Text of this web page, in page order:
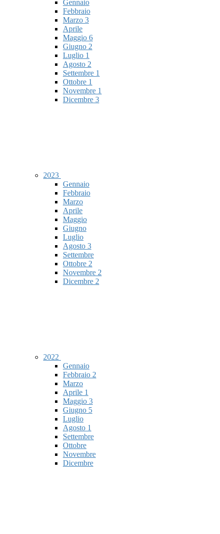
Gennaio
Febbraio
Marzo 3
Aprile
Maggio 6
Giugno 2
Luglio 1
Agosto 2
Settembre 1
Ottobre 1
Novembre 1
Dicembre 3
2023
Gennaio
Febbraio
Marzo
Aprile
Maggio
Giugno
Luglio
Agosto 3
Settembre
Ottobre 2
Novembre 2
Dicembre 2
2022
Gennaio
Febbraio 2
Marzo
Aprile 1
Maggio 3
Giugno 5
Luglio
Agosto 1
Settembre
Ottobre
Novembre
Dicembre